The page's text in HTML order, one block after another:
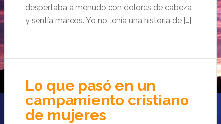
despertaba a menudo con dolores de cabeza
y sentía mareos. Yo no tenía una historia de […]
Lo que pasó en un
campamiento cristiano
de mujeres